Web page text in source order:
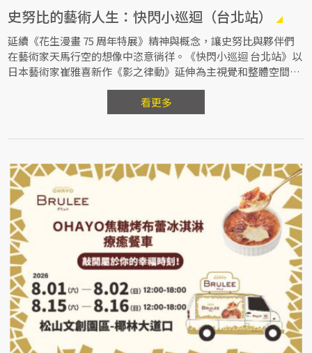
史努比的藝術人生：快閃小巡迴（台北站）
延續《花生漫畫 75 周年特展》精神與概念，讓史努比與夥伴們
在藝術家天馬行空的想像中恣意徜徉。《快閃小巡迴 台北站》以
日本藝術家崔雅喜新作《影之律動》延伸為主視覺和整體空間設
計，帶來以《花生漫畫》為靈感啟發創作的藝術作品，以及數百
看更多